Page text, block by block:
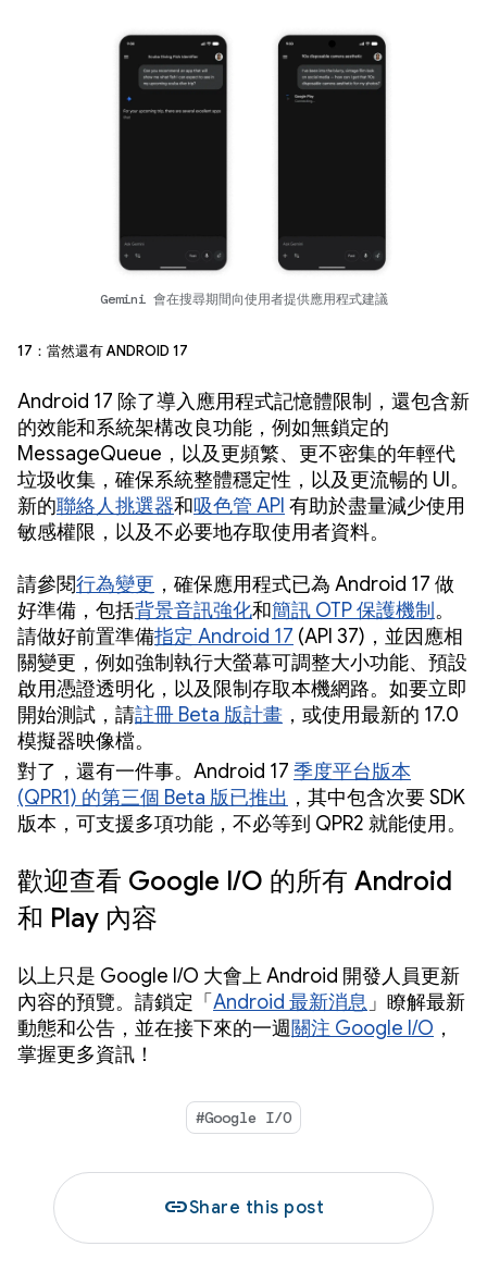
Gemini 會在搜尋期間向使用者提供應用程式建議
17：當然還有 Android 17
Android 17 除了導入應用程式記憶體限制，還包含新
的效能和系統架構改良功能，例如無鎖定的
MessageQueue，以及更頻繁、更不密集的年輕代
垃圾收集，確保系統整體穩定性，以及更流暢的 UI。
新的聯絡人挑選器和吸色管 API 有助於盡量減少使用
敏感權限，以及不必要地存取使用者資料。
請參閱行為變更 ，確保應用程式已為 Android 17 做
好準備，包括背景音訊強化和簡訊 OTP 保護機制 。
請做好前置準備指定 Android 17 (API 37)，並因應相
關變更，例如強制執行大螢幕可調整大小功能、預設
啟用憑證透明化，以及限制存取本機網路。如要立即
開始測試，請註冊 Beta 版計畫 ，或使用最新的 17.0
模擬器映像檔。
對了，還有一件事。Android 17 季度平台版本
(QPR1) 的第三個 Beta 版已推出 ，其中包含次要 SDK
版本，可支援多項功能，不必等到 QPR2 就能使用。
歡迎查看 Google I/O 的所有 Android
和 Play 內容
以上只是 Google I/O 大會上 Android 開發人員更新
內容的預覽。請鎖定「 Android 最新消息 」瞭解最新
動態和公告，並在接下來的一週關注 Google I/O ，
掌握更多資訊！
#Google I/O
linkShare this post